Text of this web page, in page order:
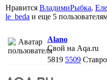
Нравится ВладимиРыбка,
le_beda и еще 5
Alano
Свой на Aqa.ru
5819 5509